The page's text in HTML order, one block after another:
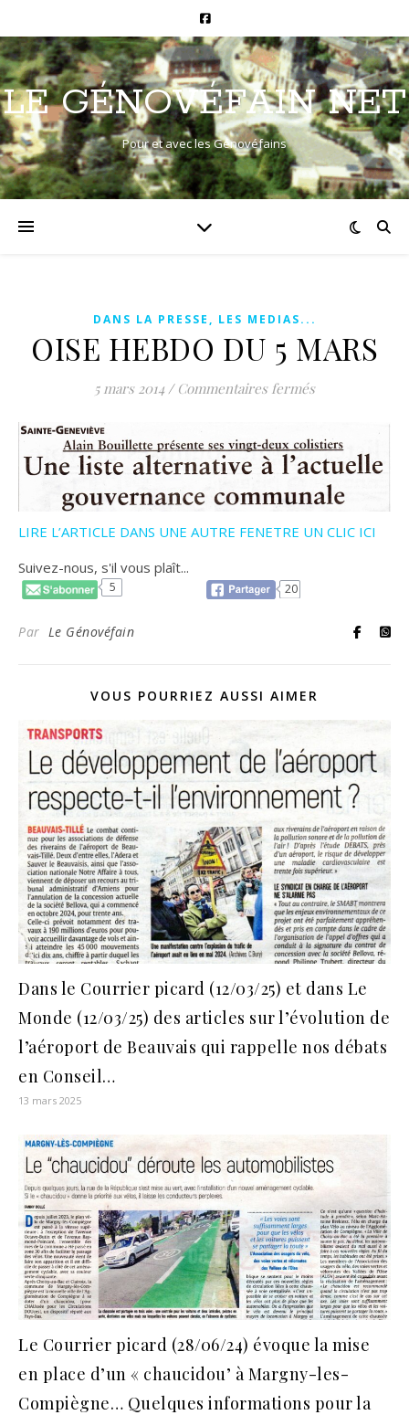
LE GÉNOVÉFAIN NET
Pour et avec les Génovéfains
DANS LA PRESSE, LES MEDIAS...
OISE HEBDO DU 5 MARS
5 mars 2014 / Commentaires ferméssur OISE
LIRE L’ARTICLE DANS UNE AUTRE FENETRE UN CLIC ICI
Suivez-nous, s'il vous plaît...
5 20
Par Le Génovéfain
VOUS POURRIEZ AUSSI AIMER
Dans le Courrier picard (12/03/25) et dans Le
Monde (12/03/25) des articles sur l’évolution de
l’aéroport de Beauvais qui rappelle nos débats
en Conseil…
13 mars 2025
Le Courrier picard (28/06/24) évoque la mise
en place d’un « chaucidou’ à Margny-les-
Compiègne… Quelques informations pour la